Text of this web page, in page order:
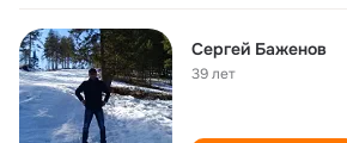
Сергей Баженов
39 лет